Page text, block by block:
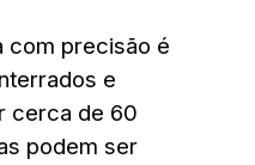
com precisão é
e
cerca de 60
podem ser